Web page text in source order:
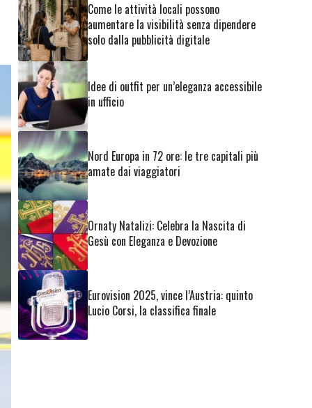
Come le attività locali possono
aumentare la visibilità senza dipendere
solo dalla pubblicità digitale
Idee di outfit per un’eleganza accessibile
in ufficio
Nord Europa in 72 ore: le tre capitali più
amate dai viaggiatori
Ornaty Natalizi: Celebra la Nascita di
Gesù con Eleganza e Devozione
Eurovision 2025, vince l’Austria: quinto
Lucio Corsi, la classifica finale